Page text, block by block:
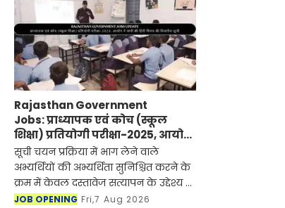
Rajasthan Government
Jobs: प्राध्यापक एवं कोच (स्कूल
शिक्षा) प्रतियोगी परीक्षा-2025, आयोग
ने जारी की हिंदी विषय की विचारित
सूची
सूची चयन प्रक्रिया में भाग लेने वाले
अभ्यर्थियों की अभ्यर्थिता सुनिश्चित करने के
क्रम में केवल दस्तावेज सत्यापन के उद्देश्य से
है
JOB OPENING Fri,7 Aug 2026